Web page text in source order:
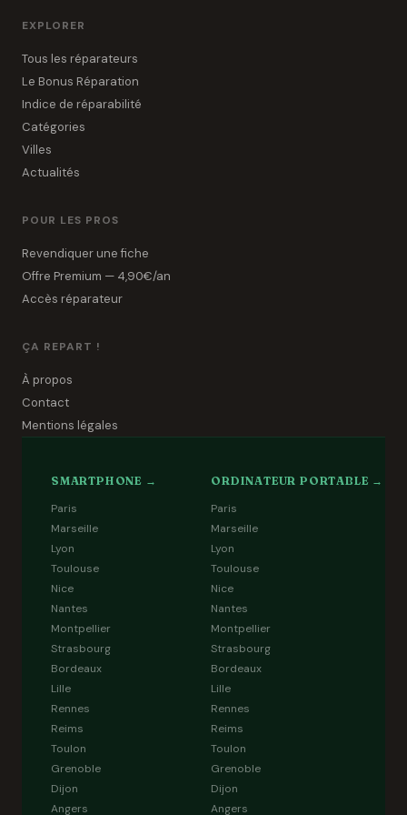
EXPLORER
Tous les réparateurs
Le Bonus Réparation
Indice de réparabilité
Catégories
Villes
Actualités
POUR LES PROS
Revendiquer une fiche
Offre Premium — 4,90€/an
Accès réparateur
ÇA REPART !
À propos
Contact
Mentions légales
SMARTPHONE →
Paris
Marseille
Lyon
Toulouse
Nice
Nantes
Montpellier
Strasbourg
Bordeaux
Lille
Rennes
Reims
Toulon
Grenoble
Dijon
Angers
ORDINATEUR PORTABLE →
Paris
Marseille
Lyon
Toulouse
Nice
Nantes
Montpellier
Strasbourg
Bordeaux
Lille
Rennes
Reims
Toulon
Grenoble
Dijon
Angers